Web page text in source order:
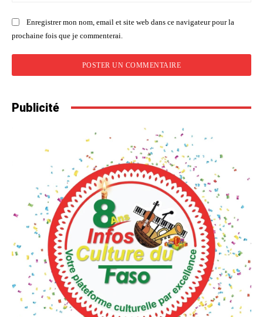
Enregistrer mon nom, email et site web dans ce navigateur pour la
prochaine fois que je commenterai.
Publicité